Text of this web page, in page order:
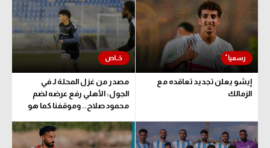
الوطن العربي
في المونديال
رياضة نسائية
آسيا
ركن الألعاب
إيشو يعلن تجديد تعاقده مع
الزمالك
مصدر من غزل المحلة لـ في
الجول: الأهلي رفع عرضه لضم
محمود صلاح.. وموقفنا كما هو